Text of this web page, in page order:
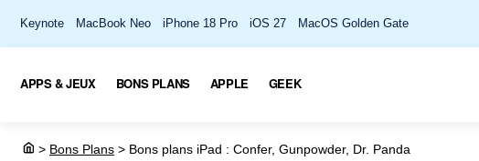
Keynote MacBook Neo iPhone 18 Pro iOS 27 MacOS Golden Gate
APPS & JEUX BONS PLANS APPLE GEEK
> Bons Plans > Bons plans iPad : Confer, Gunpowder, Dr. Panda